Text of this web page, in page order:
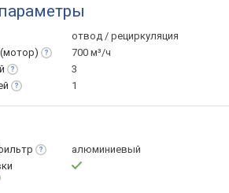
отвод / рециркуляция
(мотор)
700 м³/ч
3
1
алюминиевый